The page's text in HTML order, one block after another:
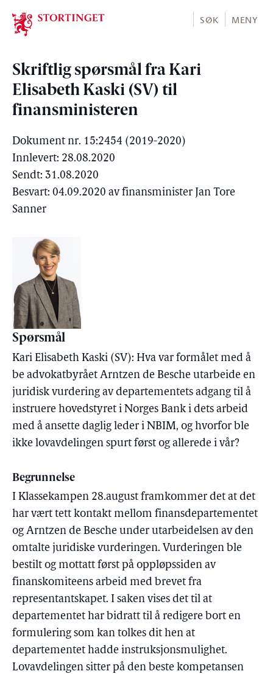
Stortinget.no
SØK MENY
Skriftlig spørsmål fra Kari
Elisabeth Kaski (SV) til
finansministeren
Dokument nr. 15:2454 (2019-2020)
Innlevert: 28.08.2020
Sendt: 31.08.2020
Besvart: 04.09.2020 av finansminister Jan Tore
Sanner
Spørsmål
Kari Elisabeth Kaski (SV): Hva var formålet med å
be advokatbyrået Arntzen de Besche utarbeide en
juridisk vurdering av departementets adgang til å
instruere hovedstyret i Norges Bank i dets arbeid
med å ansette daglig leder i NBIM, og hvorfor ble
ikke lovavdelingen spurt først og allerede i vår?
Begrunnelse
I Klassekampen 28.august framkommer det at det
har vært tett kontakt mellom finansdepartementet
og Arntzen de Besche under utarbeidelsen av den
omtalte juridiske vurderingen. Vurderingen ble
bestilt og mottatt først på oppløpssiden av
finanskomiteens arbeid med brevet fra
representantskapet. I saken vises det til at
departementet har bidratt til å redigere bort en
formulering som kan tolkes dit hen at
departementet hadde instruksjonsmulighet.
Lovavdelingen sitter på den beste kompetansen